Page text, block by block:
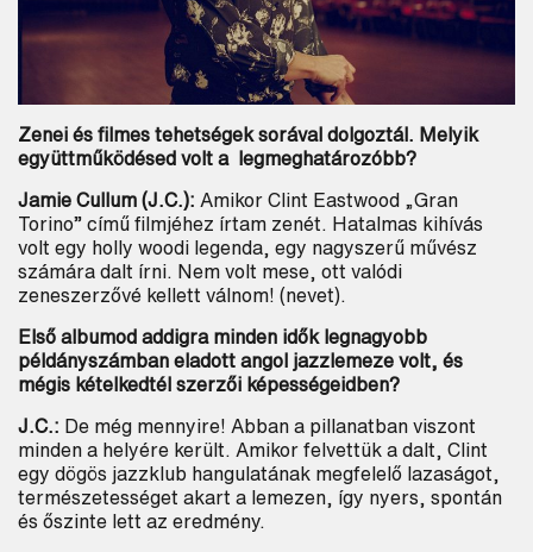
Zenei és filmes tehetségek sorával dolgoztál. Melyik
együttműködésed volt a legmeghatározóbb?
Jamie Cullum (J.C.): Amikor Clint Eastwood „Gran
Torino” című filmjéhez írtam zenét. Hatalmas kihívás
volt egy holly woodi legenda, egy nagyszerű művész
számára dalt írni. Nem volt mese, ott valódi
zeneszerzővé kellett válnom! (nevet).
Első albumod addigra minden idők legnagyobb
példányszámban eladott angol jazzlemeze volt, és
mégis kételkedtél szerzői képességeidben?
J.C.: De még mennyire! Abban a pillanatban viszont
minden a helyére került. Amikor felvettük a dalt, Clint
egy dögös jazzklub hangulatának megfelelő lazaságot,
természetességet akart a lemezen, így nyers, spontán
és őszinte lett az eredmény.